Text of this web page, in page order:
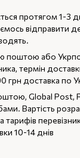
протягом 1-3
відправити
поштою або
термін
грн доставка по
Global Post,
Вартість
тарифів
10-14 днів